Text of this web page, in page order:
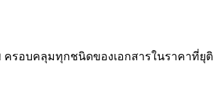
รอบคลุมทุกชนิดของเอกสารในราคาที่